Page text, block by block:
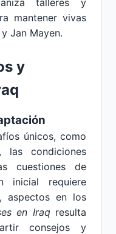
talleres y
mantener vivas
Jan Mayen.
y
únicos, como
las condiciones
cuestiones de
inicial requiere
aspectos en los
en Iraqresulta
consejos y